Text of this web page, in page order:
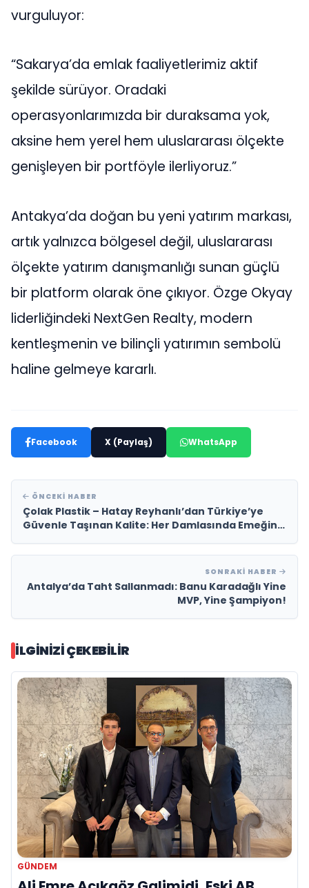
vurguluyor:
“Sakarya’da emlak faaliyetlerimiz aktif
şekilde sürüyor. Oradaki
operasyonlarımızda bir duraksama yok,
aksine hem yerel hem uluslararası ölçekte
genişleyen bir portföyle ilerliyoruz.”
Antakya’da doğan bu yeni yatırım markası,
artık yalnızca bölgesel değil, uluslararası
ölçekte yatırım danışmanlığı sunan güçlü
bir platform olarak öne çıkıyor. Özge Okyay
liderliğindeki NextGen Realty, modern
kentleşmenin ve bilinçli yatırımın sembolü
haline gelmeye kararlı.
Facebook X (Paylaş) WhatsApp
ÖNCEKI HABER
Çolak Plastik – Hatay Reyhanlı’dan Türkiye’ye
Güvenle Taşınan Kalite: Her Damlasında Emeğin
SONRAKI HABER
Antalya’da Taht Sallanmadı: Banu Karadağlı Yine
MVP, Yine Şampiyon!
İLGINIZI ÇEKEBILIR
GÜNDEM